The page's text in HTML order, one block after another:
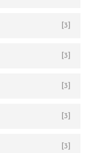
[3]
[3]
[3]
[3]
[3]